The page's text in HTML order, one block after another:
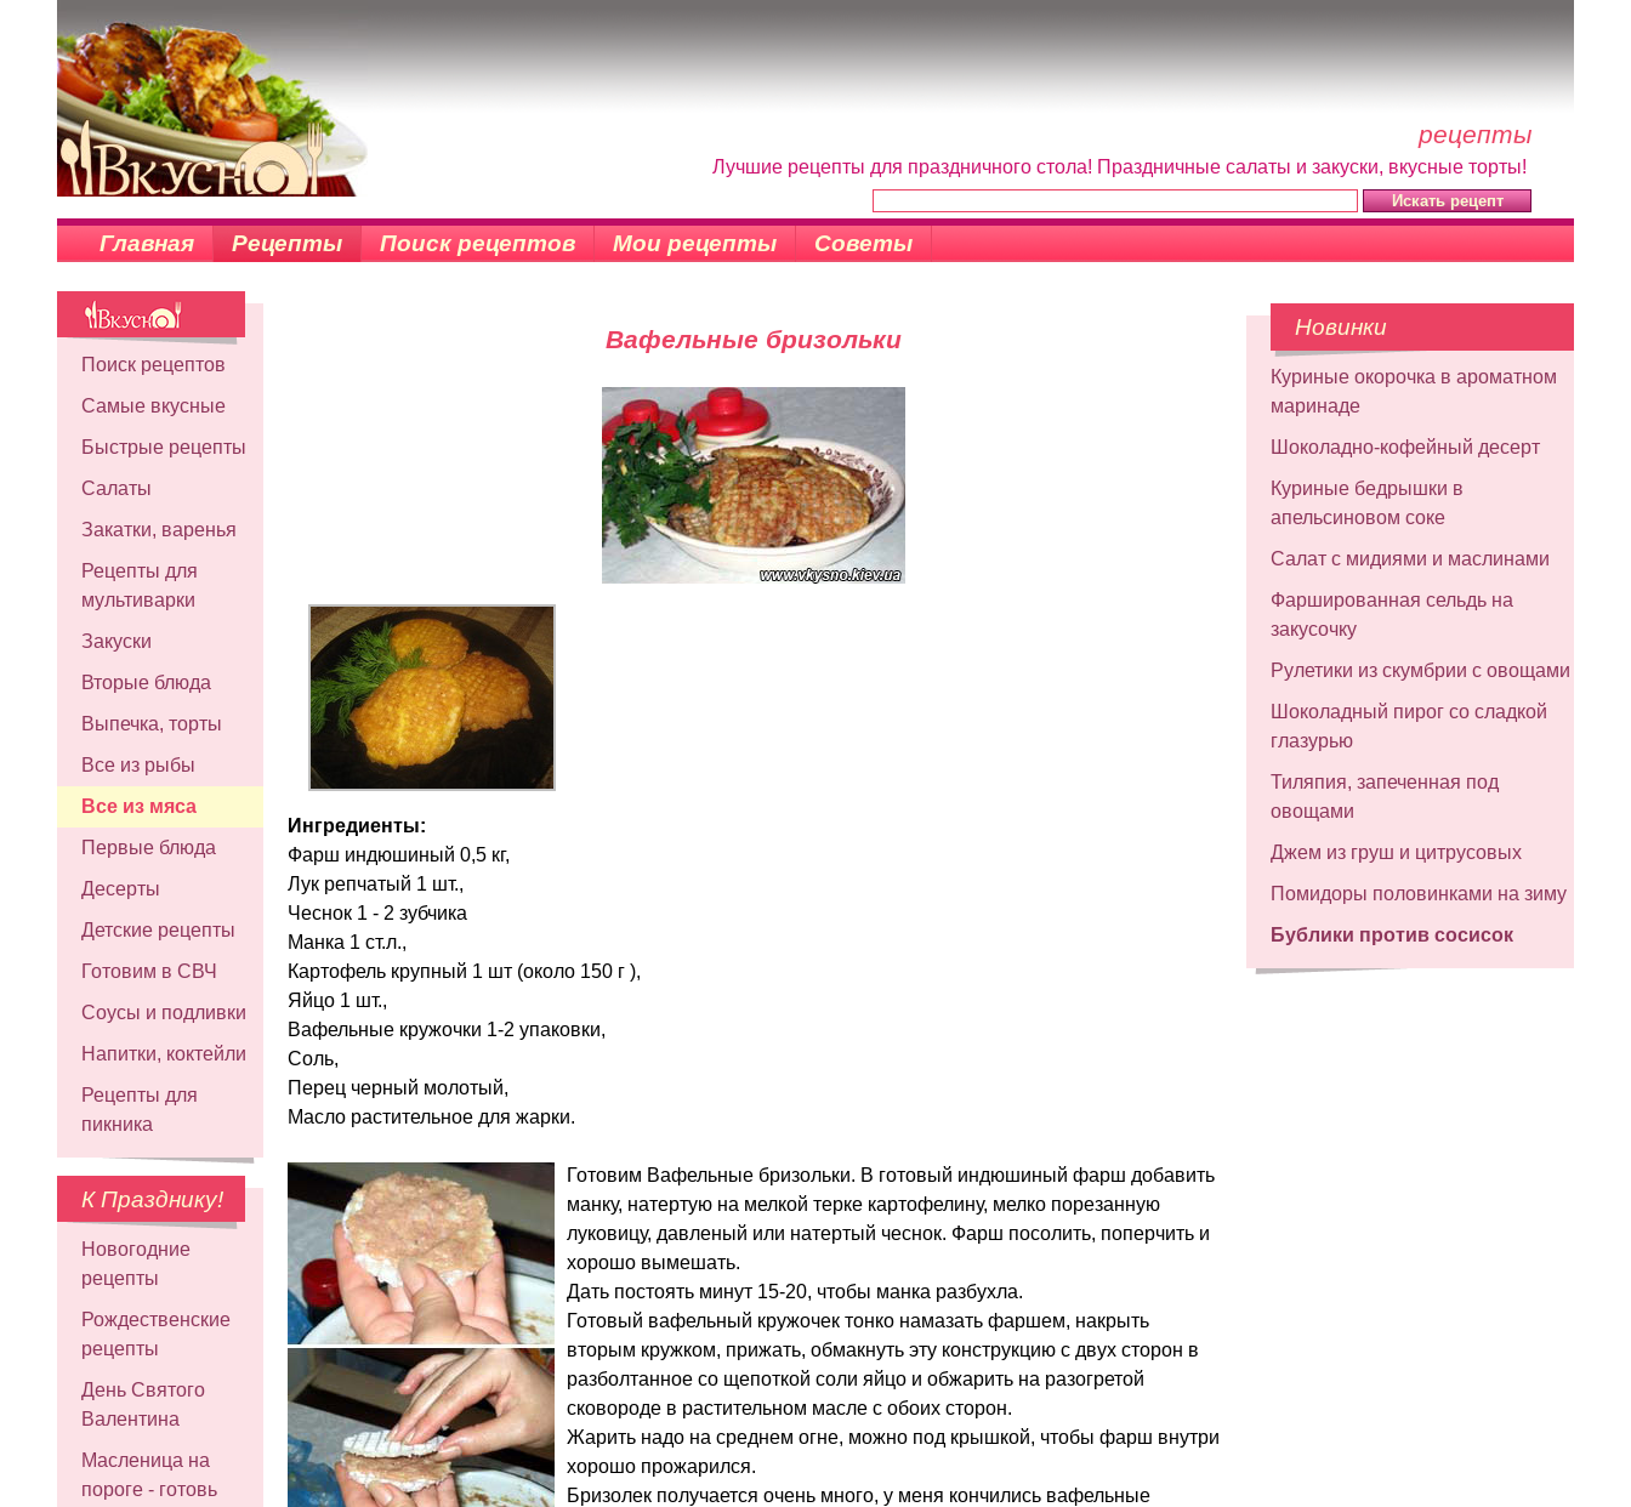
рецепты
Лучшие рецепты для праздничного стола! Праздничные салаты и закуски, вкусные торты!
Главная Рецепты Поиск рецептов Мои рецепты Советы
Поиск рецептов
Самые вкусные
Быстрые рецепты
Салаты
Закатки, варенья
Рецепты для
мультиварки
Закуски
Вторые блюда
Выпечка, торты
Все из рыбы
Все из мяса
Первые блюда
Десерты
Детские рецепты
Готовим в СВЧ
Соусы и подливки
Напитки, коктейли
Рецепты для
пикника
К Празднику!
Новогодние
рецепты
Рождественские
рецепты
День Святого
Валентина
Масленица на
пороге - готовь
Вафельные бризольки
Ингредиенты:
Фарш индюшиный 0,5 кг,
Лук репчатый 1 шт.,
Чеснок 1 - 2 зубчика
Манка 1 ст.л.,
Картофель крупный 1 шт (около 150 г ),
Яйцо 1 шт.,
Вафельные кружочки 1-2 упаковки,
Соль,
Перец черный молотый,
Масло растительное для жарки.
Готовим Вафельные бризольки. В готовый индюшиный фарш добавить
манку, натертую на мелкой терке картофелину, мелко порезанную
луковицу, давленый или натертый чеснок. Фарш посолить, поперчить и
хорошо вымешать.
Дать постоять минут 15-20, чтобы манка разбухла.
Готовый вафельный кружочек тонко намазать фаршем, накрыть
вторым кружком, прижать, обмакнуть эту конструкцию с двух сторон в
разболтанное со щепоткой соли яйцо и обжарить на разогретой
сковороде в растительном масле с обоих сторон.
Жарить надо на среднем огне, можно под крышкой, чтобы фарш внутри
хорошо прожарился.
Бризолек получается очень много, у меня кончились вафельные
Новинки
Куриные окорочка в ароматном
маринаде
Шоколадно-кофейный десерт
Куриные бедрышки в
апельсиновом соке
Салат с мидиями и маслинами
Фаршированная сельдь на
закусочку
Рулетики из скумбрии с овощами
Шоколадный пирог со сладкой
глазурью
Тиляпия, запеченная под
овощами
Джем из груш и цитрусовых
Помидоры половинками на зиму
Бублики против сосисок